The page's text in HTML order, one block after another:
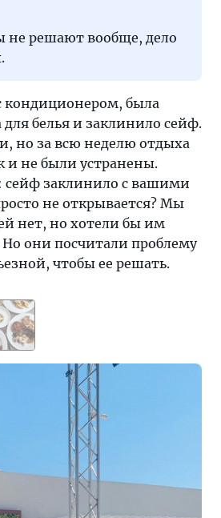
не решают вообще, дело
была
белья и заклинило сейф.
но за всю неделю отдыха
и не были устранены.
сейф заклинило с вашими
не открывается? Мы
нет, но хотели бы им
Но они посчитали проблему
чтобы ее решать.